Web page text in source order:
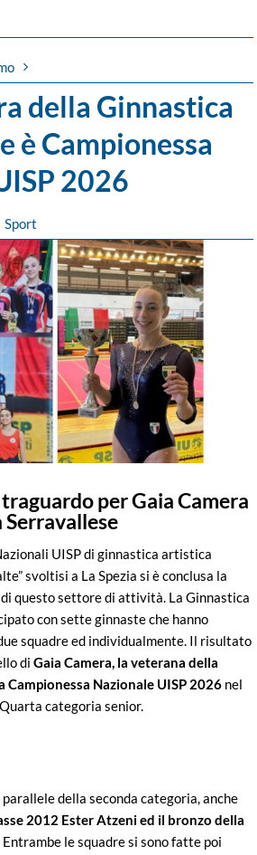
della Ginnastica
è Campionessa
2026
Sport
per Gaia Camera
UISP di ginnastica artistica
svoltisi a La Spezia si è conclusa la
questo settore di attività. La Ginnastica
con sette ginnaste che hanno
squadre ed individualmente. Il risultato
di Gaia Camera, la veterana della
Campionessa Nazionale UISP 2026 nel
categoria senior.
della seconda categoria, anche
2012 Ester Atzeni ed il bronzo della
. Entrambe le squadre si sono fatte poi